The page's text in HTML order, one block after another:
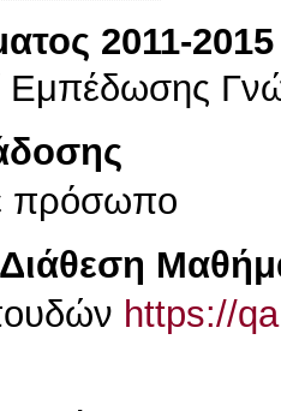
2011-2015
Εμπέδωσης
πρόσωπο
https://